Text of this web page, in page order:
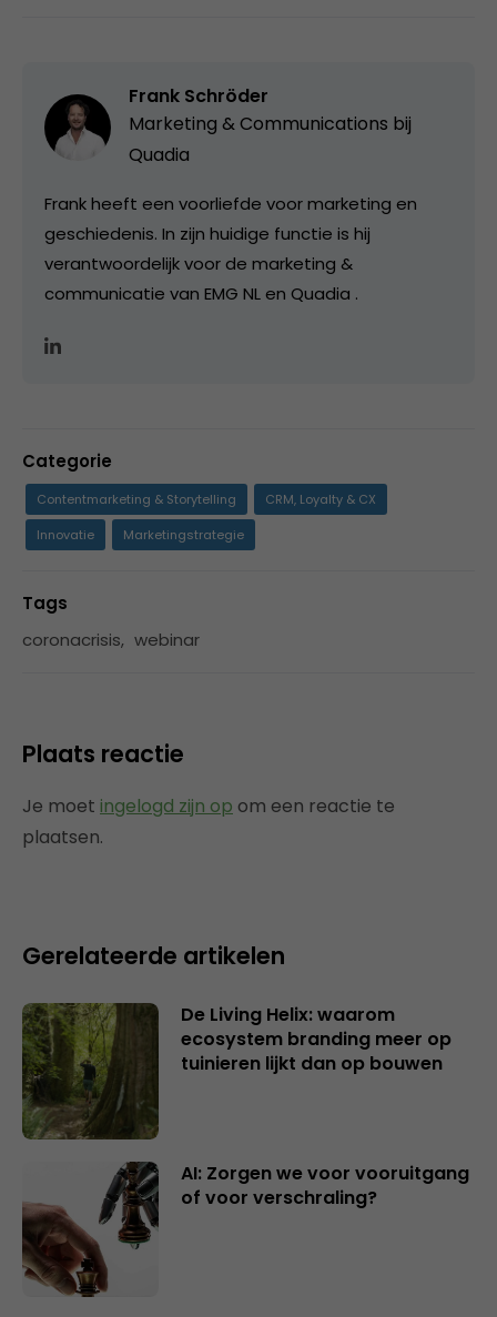
Frank Schröder
Marketing & Communications bij
Quadia
Frank heeft een voorliefde voor marketing en
geschiedenis. In zijn huidige functie is hij
verantwoordelijk voor de marketing &
communicatie van EMG NL en Quadia .
Categorie
Contentmarketing & Storytelling
CRM, Loyalty & CX
Innovatie
Marketingstrategie
Tags
coronacrisis, webinar
Plaats reactie
Je moet ingelogd zijn op om een reactie te
plaatsen.
Gerelateerde artikelen
De Living Helix: waarom
ecosystem branding meer op
tuinieren lijkt dan op bouwen
AI: Zorgen we voor vooruitgang
of voor verschraling?